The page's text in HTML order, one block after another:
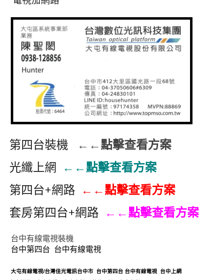
第四台裝機 ←←點擊查看方案
光纖上網 ←←點擊查看方案
第四台+網路 ←←點擊查看方案
套房第四台+網路 ←←點擊查看方案
台中有線電視裝機
台中第四台 台中有線電視
大屯有線電視/台灣佳光電訊台中市 台中第四台 台中有線電視
台中上網